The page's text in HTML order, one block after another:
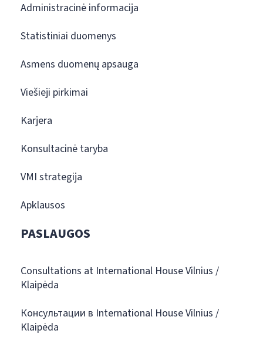
Administracinė informacija
Statistiniai duomenys
Asmens duomenų apsauga
Viešieji pirkimai
Karjera
Konsultacinė taryba
VMI strategija
Apklausos
PASLAUGOS
Consultations at International House Vilnius /
Klaipėda
Консультации в International House Vilnius /
Klaipėda